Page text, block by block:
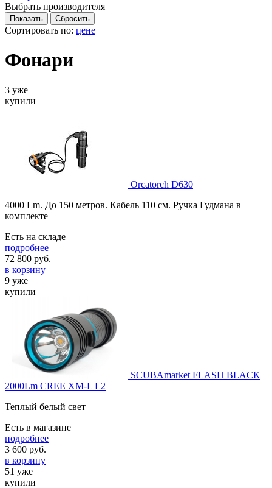
Выбрать производителя
Сортировать по: цене
Фонари
3 уже
купили
Orcatorch D630
4000 Lm. До 150 метров. Кабель 110 см. Ручка Гудмана в
комплекте
Есть на складе
подробнее
72 800 руб.
в корзину
9 уже
купили
SCUBAmarket FLASH BLACK
2000Lm CREE XM-L L2
Теплый белый свет
Есть в магазине
подробнее
3 600 руб.
в корзину
51 уже
купили